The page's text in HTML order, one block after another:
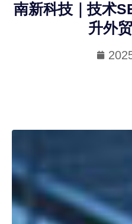
南新科技｜技术
升外